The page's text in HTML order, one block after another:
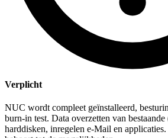
Verplicht
NUC wordt compleet geïnstalleerd,
burn-in test. Data overzetten van
harddisken, inregelen e-Mail en